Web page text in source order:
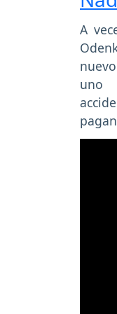
A
uno